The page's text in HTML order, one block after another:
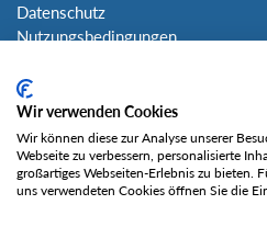
Datenschutz
Nutzungsbedingungen
Social Media
Wir verwenden Cookies
Wir können diese zur Analyse unserer
Webseite zu verbessern, personalisierte
großartiges Webseiten-Erlebnis zu bieten.
uns verwendeten Cookies öffnen Sie die